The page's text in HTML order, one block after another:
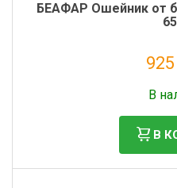
БЕАФАР Ошейник от
В
В